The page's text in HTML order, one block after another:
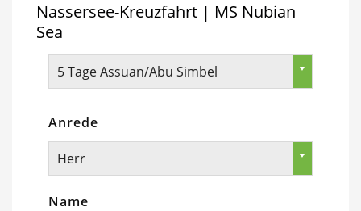
Nassersee-Kreuzfahrt | MS Nubian
Sea
5 Tage Assuan/Abu Simbel
Anrede
Herr
Name